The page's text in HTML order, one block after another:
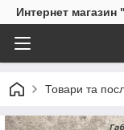
Интернет магазин
Товари та